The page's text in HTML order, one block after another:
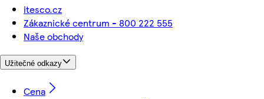
itesco.cz
Zákaznické centrum - 800 222 555
Naše obchody
Užitečné odkazy
Cena